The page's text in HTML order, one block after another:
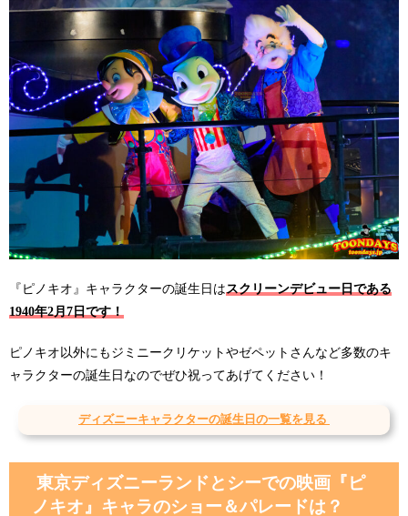
『ピノキオ』キャラクターの誕生日は スクリーンデビュー日である
1940年2月7日です！
ピノキオ以外にもジミニークリケットやゼペットさんなど多数のキ
ャラクターの誕生日なのでぜひ祝ってあげてください！
ディズニーキャラクターの誕生日の一覧を見る
東京ディズニーランドとシーでの映画『ピ
ノキオ』キャラのショー＆パレードは？